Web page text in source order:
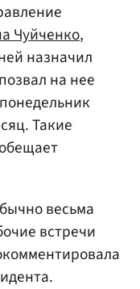
Чуйченко,
назначил
на нее
Такие
весьма
встречи